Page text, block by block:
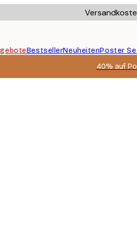
BestsellerNeuheitenPoster
40% auf